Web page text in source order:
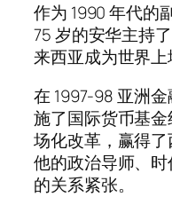
作为 1990 年代的
75 岁的安华主持
来西亚成为世界上
在 1997-98 亚洲
施了国际货币基
场化改革，赢得
他的政治导师、
的关系紧张。